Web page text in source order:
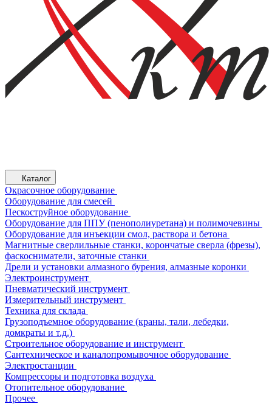
Каталог
Окрасочное оборудование
Оборудование для смесей
Пескоструйное оборудование
Оборудование для ППУ (пенополиуретана) и полимочевины
Оборудование для инъекции смол, раствора и бетона
Магнитные сверлильные станки, корончатые сверла (фрезы),
фаскосниматели, заточные станки
Дрели и установки алмазного бурения, алмазные коронки
Электроинструмент
Пневматический инструмент
Измерительный инструмент
Техника для склада
Грузоподъемное оборудование (краны, тали, лебедки,
домкраты и т.д.)
Строительное оборудование и инструмент
Сантехническое и каналопромывочное оборудование
Электростанции
Компрессоры и подготовка воздуха
Отопительное оборудование
Прочее